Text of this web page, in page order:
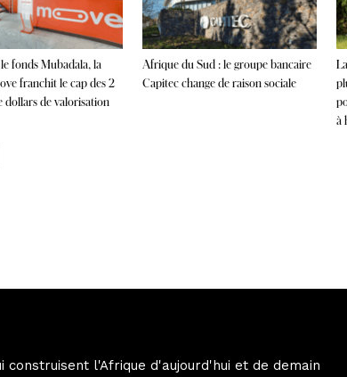
fonds Mubadala, la
franchit le cap des 2
dollars de valorisation
Afrique du Sud : le groupe bancaire
Capitec change de raison sociale
à
construisent l'Afrique d'aujourd'hui et de demain